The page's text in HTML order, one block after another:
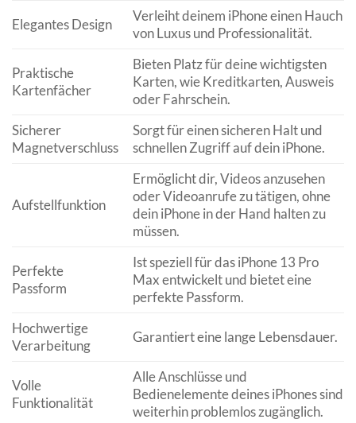
Elegantes Design
Verleiht deinem iPhone einen Hauch
von Luxus und Professionalität.
Praktische
Kartenfächer
Bieten Platz für deine wichtigsten
Karten, wie Kreditkarten, Ausweis
oder Fahrschein.
Sicherer
Magnetverschluss
Sorgt für einen sicheren Halt und
schnellen Zugriff auf dein iPhone.
Aufstellfunktion
Ermöglicht dir, Videos anzusehen
oder Videoanrufe zu tätigen, ohne
dein iPhone in der Hand halten zu
müssen.
Perfekte
Passform
Ist speziell für das iPhone 13 Pro
Max entwickelt und bietet eine
perfekte Passform.
Hochwertige
Verarbeitung
Garantiert eine lange Lebensdauer.
Volle
Funktionalität
Alle Anschlüsse und
Bedienelemente deines iPhones sind
weiterhin problemlos zugänglich.